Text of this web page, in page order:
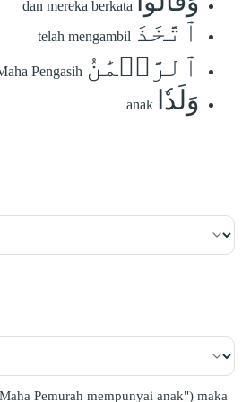
dan mereka berkata
ٱتَّخَذَ telah mengambil
ٱلرَّحۡمَٰنُ Pengasih
وَلَدٗا anak
Pemurah mempunyai anak") maka